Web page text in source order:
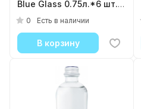
Blue Glass 0.75л.*6 шт.
(Стекло) Без газа
0 Есть в наличии
В корзину